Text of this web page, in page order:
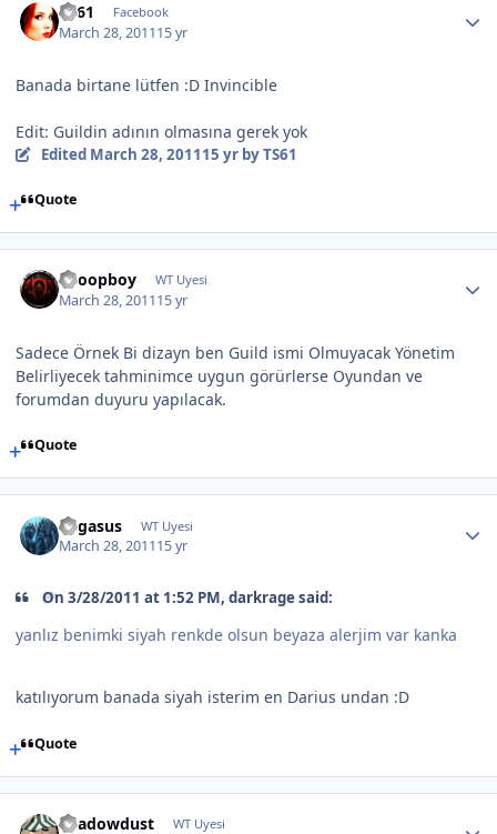
TS61 Facebook
March 28, 201115 yr
Banada birtane lütfen :D Invincible
Edit: Guildin adının olmasına gerek yok
Edited March 28, 201115 yrby TS61
Quote
Snoopboy WT Uyesi
March 28, 201115 yr
Sadece Örnek Bi dizayn ben Guild ismi Olmuyacak Yönetim
Belirliyecek tahminimce uygun görürlerse Oyundan ve
forumdan duyuru yapılacak.
Quote
Pegasus WT Uyesi
March 28, 201115 yr
On 3/28/2011 at 1:52 PM, darkrage said:
yanlız benimki siyah renkde olsun beyaza alerjim var kanka
katılıyorum banada siyah isterim en Darius undan :D
Quote
Shadowdust WT Uyesi